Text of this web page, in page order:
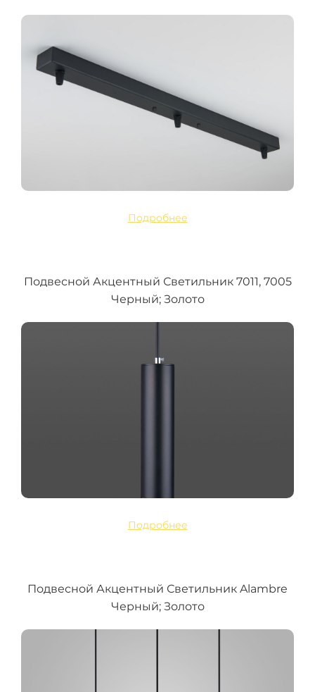
Подробнее
Подвесной Акцентный Светильник 7011, 7005
Черный; Золото
Подробнее
Подвесной Акцентный Светильник Alambre
Черный; Золото